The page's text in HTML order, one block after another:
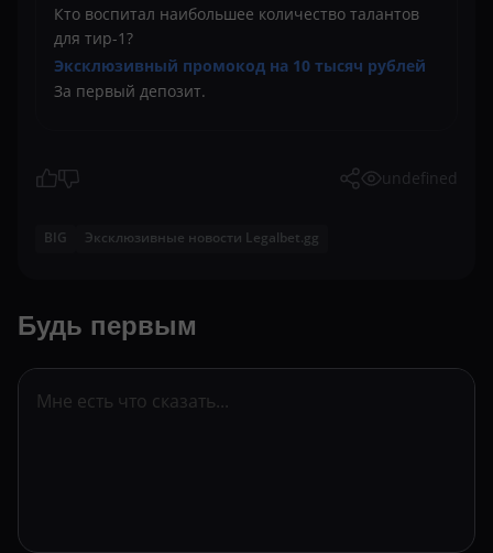
Кто воспитал наибольшее количество талантов
для тир-1?
Эксклюзивный промокод на 10 тысяч рублей
За первый депозит.
undefined
BIG Эксклюзивные новости Legalbet.gg
Будь первым